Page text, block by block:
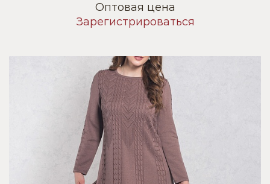
Оптовая цена
Зарегистрироваться